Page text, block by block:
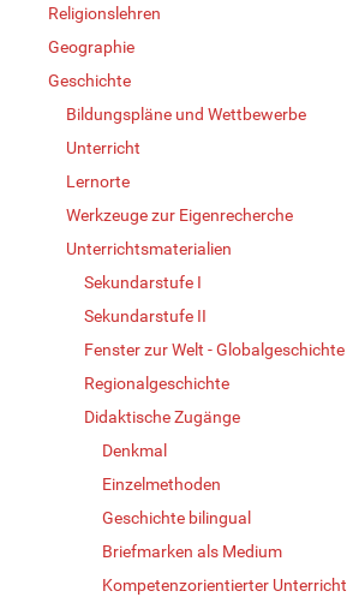
Religionslehren
Geographie
Geschichte
Bildungspläne und Wettbewerbe
Unterricht
Lernorte
Werkzeuge zur Eigenrecherche
Unterrichtsmaterialien
Sekundarstufe I
Sekundarstufe II
Fenster zur Welt - Globalgeschichte
Regionalgeschichte
Didaktische Zugänge
Denkmal
Einzelmethoden
Geschichte bilingual
Briefmarken als Medium
Kompetenzorientierter Unterricht